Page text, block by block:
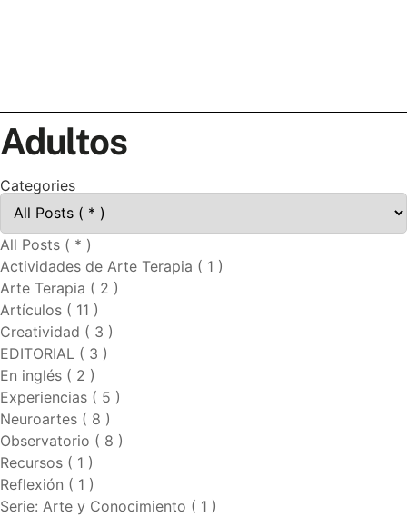
Adultos
Categories
All Posts ( * )
Actividades de Arte Terapia ( 1 )
Arte Terapia ( 2 )
Artículos ( 11 )
Creatividad ( 3 )
EDITORIAL ( 3 )
En inglés ( 2 )
Experiencias ( 5 )
Neuroartes ( 8 )
Observatorio ( 8 )
Recursos ( 1 )
Reflexión ( 1 )
Serie: Arte y Conocimiento ( 1 )